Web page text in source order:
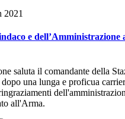
2021
e dell’Amministrazione
saluta il comandante della
una lunga e proficua
all'Arma.